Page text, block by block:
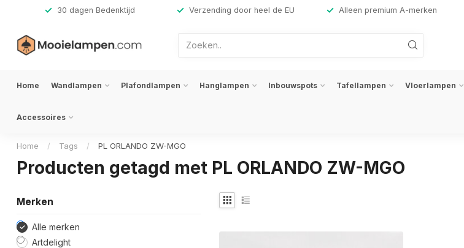
30 dagen Bedenktijd Verzending door heel de EU Alleen premium A-merken
Home Wandlampen Plafondlampen Hanglampen Inbouwspots Tafellampen Vloerlampen
Accessoires
Home / Tags / PL ORLANDO ZW-MGO
Producten getagd met PL ORLANDO ZW-MGO
Merken
Alle merken
Artdelight